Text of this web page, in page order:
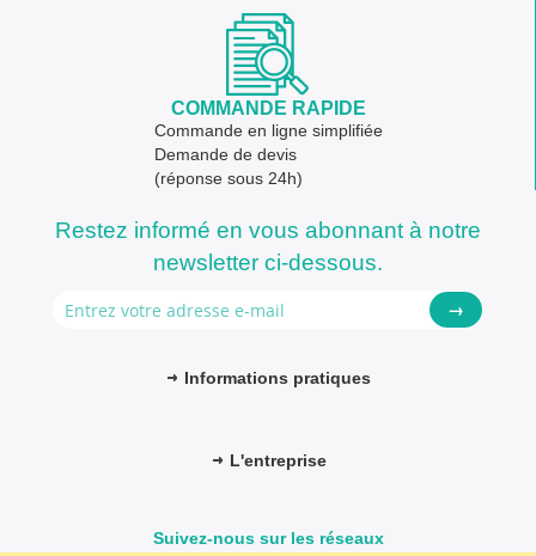
COMMANDE RAPIDE
Commande en ligne simplifiée
Demande de devis
(réponse sous 24h)
Restez informé en vous abonnant à notre
newsletter ci-dessous.
→
Informations pratiques
L'entreprise
Suivez-nous sur les réseaux